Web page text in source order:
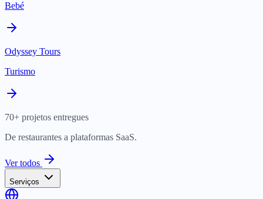
Bebé
Odyssey Tours
Turismo
70+ projetos entregues
De restaurantes a plataformas SaaS.
Ver todos
Serviços